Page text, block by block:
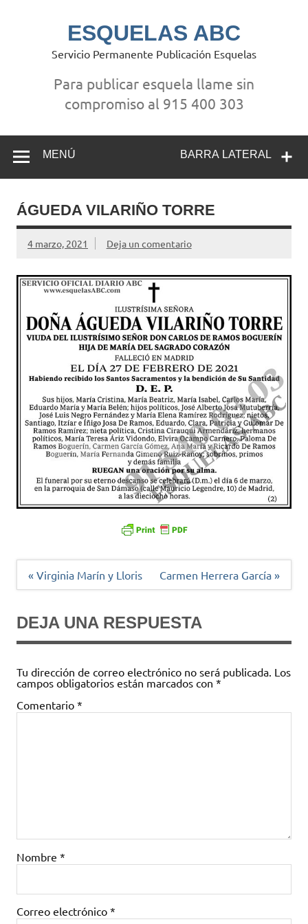
ESQUELAS ABC
Servicio Permanente Publicación Esquelas
Para publicar esquela llame sin
compromiso al 915 400 303
BARRA LATERAL
MENÚ
ÁGUEDA VILARIÑO TORRE
4 marzo, 2021 Deja un comentario
Navegación
« Virginia Marín y Lloris Carmen Herrera García »
DEJA UNA RESPUESTA
Tu dirección de correo electrónico no será publicada. Los
campos obligatorios están marcados con *
Comentario *
Nombre *
Correo electrónico *